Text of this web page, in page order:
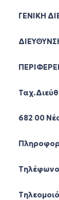
ΓΕΝΙΚΗ
682 00
Τηλέφωνο